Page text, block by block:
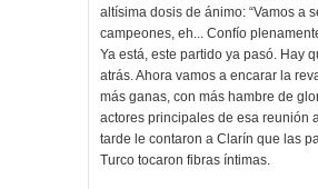
altísima dosis de ánimo: “Vamos a
campeones, eh... Confío
Ya está, este partido ya pasó. Hay
atrás. Ahora vamos a encarar la
más ganas, con más hambre de
actores principales de esa reunión
tarde le contaron a Clarín que las
Turco tocaron fibras íntimas.